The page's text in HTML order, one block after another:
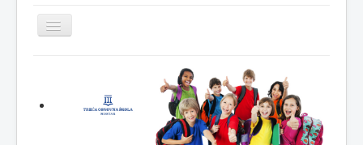
Prikaz/Sakrivanje
navigacije
Kutak
za
roditelje
Vijesti